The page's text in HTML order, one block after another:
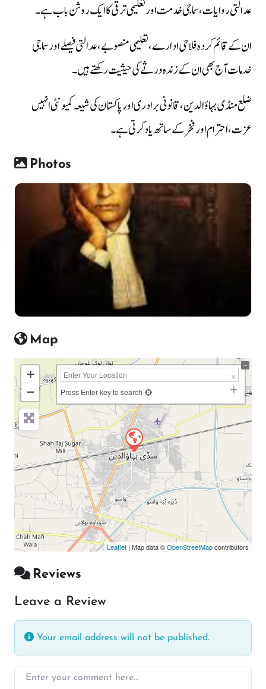
عدالتی روایات، سماجی خدمت اور تعلیمی ترقی کا ایک روشن باب ہے۔
ان کے قائم کردہ فلاحی ادارے، تعلیمی منصوبے، عدالتی فیصلے اور سماجی
خدمات آج بھی ان کے زندہ ورثے کی حیثیت رکھتے ہیں۔
ضلع منڈی بہاؤالدین، قانونی برادری اور پاکستان کی شیعہ کمیونٹی انہیں
عزت، احترام اور فخر کے ساتھ یاد کرتی ہے۔
Photos
Map
+
−
Press Enter key to search
Leaflet | Map data ©OpenStreetMapcontributors
Reviews
Leave a Review
Your email address will not be published.
Enter your comment here…